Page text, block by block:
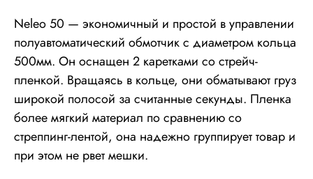
Neleo 50 — экономичный и простой в управлении
полуавтоматический обмотчик с диаметром кольца
500мм. Он оснащен 2 каретками со стрейч-
пленкой. Вращаясь в кольце, они обматывают груз
широкой полосой за считанные секунды. Пленка
более мягкий материал по сравнению со
стреппинг-лентой, она надежно группирует товар и
при этом не рвет мешки.